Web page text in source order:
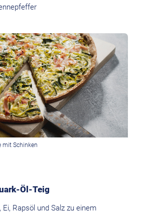
mit Schinken
Öl-Teig
Ei, Rapsöl und Salz zu einem